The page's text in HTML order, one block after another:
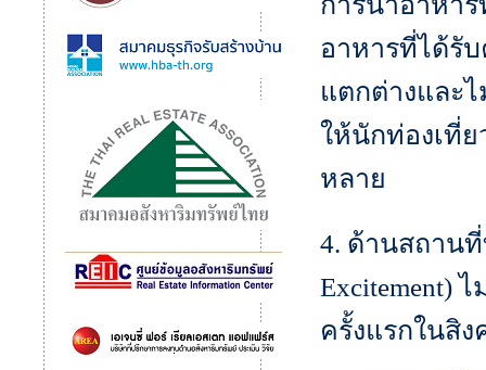
อาหารที่ได้รั
แตกต่างและ
ให้นักท่องเที่
หลาย
4. ด้านสถาน
Excitement)
ครั้งแรกในสิ